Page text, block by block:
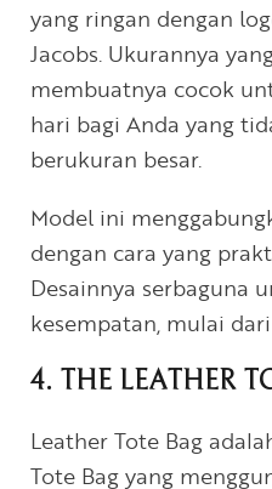
yang ringan dengan
Jacobs. Ukurannya
membuatnya cocok
hari bagi Anda yang
berukuran besar.
Model ini
dengan cara yang
Desainnya serbaguna
kesempatan, mulai
4. THE LEATHER
Leather Tote Bag
Tote Bag yang